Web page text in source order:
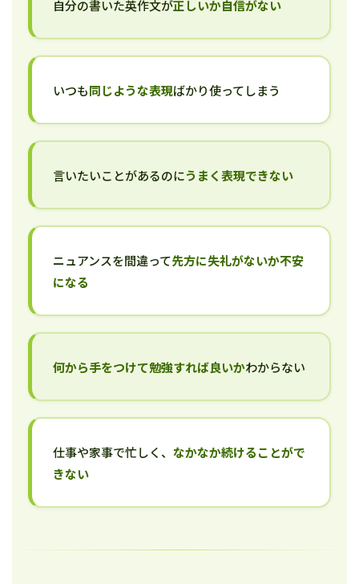
自分の書いた英作文が正しいか自信がない
いつも同じような表現ばかり使ってしまう
言いたいことがあるのにうまく表現できない
ニュアンスを間違って先方に失礼がないか不安
になる
何から手をつけて勉強すれば良いかわからない
仕事や家事で忙しく、 なかなか続けることがで
きない